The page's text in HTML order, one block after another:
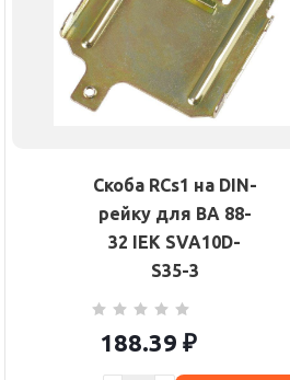
Скоба RCs1 на DIN-
рейку для ВА 88-
32 IEK SVA10D-
S35-3
188.39 ₽